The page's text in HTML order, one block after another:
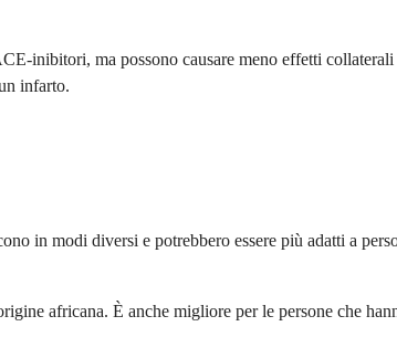
inibitori, ma possono causare meno effetti
infarto.
in modi diversi e potrebbero essere più adatti a
africana. È anche migliore per le persone che